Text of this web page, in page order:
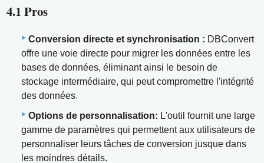
4.1 Pros
Conversion directe et synchronisation : DBConvert
offre une voie directe pour migrer les données entre les
bases de données, éliminant ainsi le besoin de
stockage intermédiaire, qui peut compromettre l'intégrité
des données.
Options de personnalisation: L'outil fournit une large
gamme de paramètres qui permettent aux utilisateurs de
personnaliser leurs tâches de conversion jusque dans
les moindres détails.